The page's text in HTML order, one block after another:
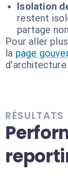
Isolation
restent
partage
Pour aller
la page
RÉSULTATS